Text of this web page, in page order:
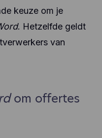
keuze om je
. Hetzelfde geldt
van
om offertes